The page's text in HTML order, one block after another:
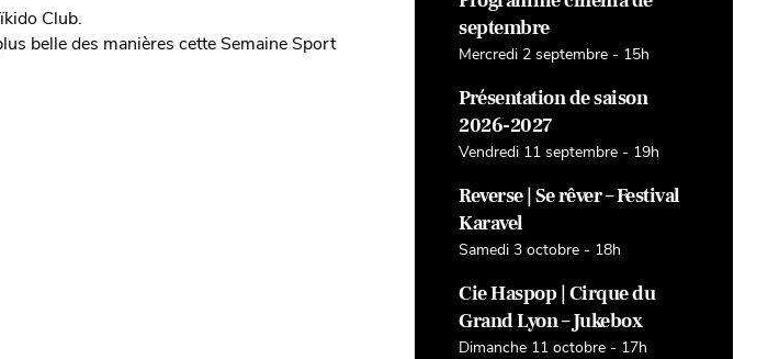
Club.
belle des manières cette Semaine Sport
septembre
Mercredi 2 septembre - 15h
Présentation de saison
2026-2027
Vendredi 11 septembre - 19h
Reverse | Se rêver – Festival
Karavel
Samedi 3 octobre - 18h
Cie Haspop | Cirque du
Grand Lyon – Jukebox
Dimanche 11 octobre - 17h